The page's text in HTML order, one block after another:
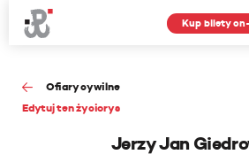
Kup bilety
Ofiary cywilne
Edytuj ten życiorys
Jerzy Jan